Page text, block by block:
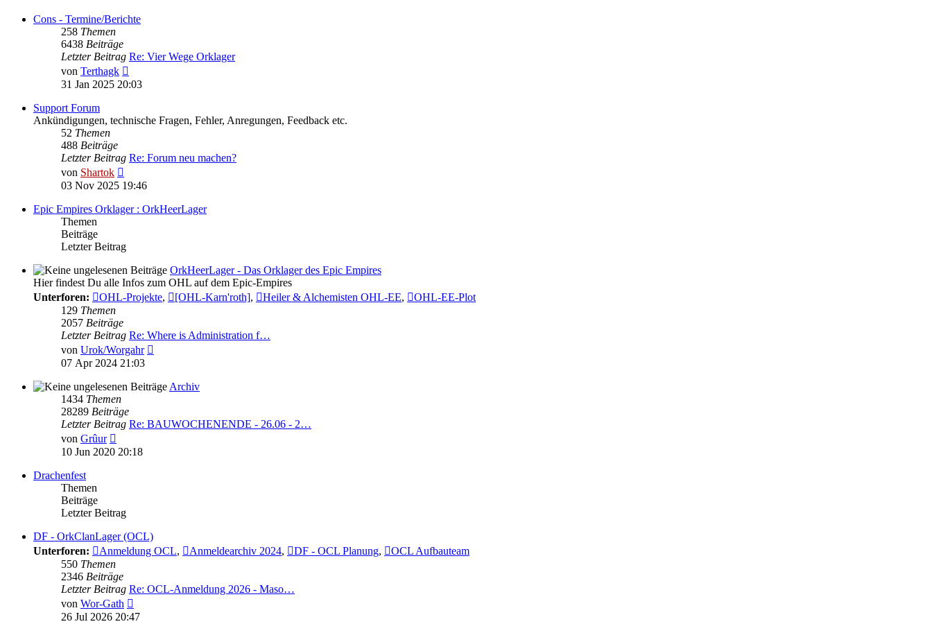
Cons - Termine/Berichte
258 Themen
6438 Beiträge
Letzter Beitrag Re: Vier Wege Orklager
von Terthagk
Beitrag
31 Jan 2025 20:03
Support Forum
Ankündigungen, technische Fragen, Fehler, Anregungen, Feedback etc.
52 Themen
488 Beiträge
Letzter Beitrag Re: Forum neu machen?
von Shartok
Beitrag
03 Nov 2025 19:46
Epic Empires Orklager : OrkHeerLager
Themen
Beiträge
Letzter Beitrag
OrkHeerLager - Das Orklager des Epic Empires
Hier findest Du alle Infos zum OHL auf dem Epic-Empires
Unterforen:
OHL-Projekte, [OHL-Karn'roth], Heiler & Alchemisten OHL-EE,
OHL-EE-Plot
129 Themen
2057 Beiträge
Letzter Beitrag Re: Where is Administration f…
von Urok/Worgahr
07 Apr 2024 21:03
Archiv
1434 Themen
28289 Beiträge
Letzter Beitrag Re: BAUWOCHENENDE - 26.06 - 2…
von Grûur
Beitrag
10 Jun 2020 20:18
Drachenfest
Themen
Beiträge
Letzter Beitrag
DF - OrkClanLager (OCL)
Unterforen:
Anmeldung OCL, Anmeldearchiv 2024, DF - OCL Planung,
OCL Aufbauteam
550 Themen
2346 Beiträge
Letzter Beitrag Re: OCL-Anmeldung 2026 - Maso…
von Wor-Gath
Beitrag
26 Jul 2026 20:47